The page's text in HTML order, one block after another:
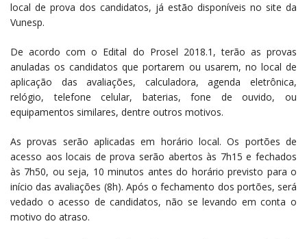
local de prova dos candidatos, já estão disponíveis no site da
Vunesp.
De acordo com o Edital do Prosel 2018.1, terão as provas
anuladas os candidatos que portarem ou usarem, no local de
aplicação das avaliações, calculadora, agenda eletrônica,
relógio, telefone celular, baterias, fone de ouvido, ou
equipamentos similares, dentre outros motivos.
As provas serão aplicadas em horário local. Os portões de
acesso aos locais de prova serão abertos às 7h15 e fechados
às 7h50, ou seja, 10 minutos antes do horário previsto para o
início das avaliações (8h). Após o fechamento dos portões, será
vedado o acesso de candidatos, não se levando em conta o
motivo do atraso.